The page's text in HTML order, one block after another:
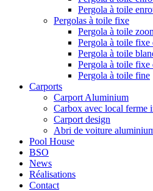
Pergola à toile
Pergolas à toile fixe
Pergola à toile
Pergola à toile fixe
Pergola à toile
Pergola à toile fixe
Pergola à toile fine
Carports
Carport Aluminium
Carbox avec local ferme
Carport design
Abri de voiture
Pool House
BSO
News
Réalisations
Contact